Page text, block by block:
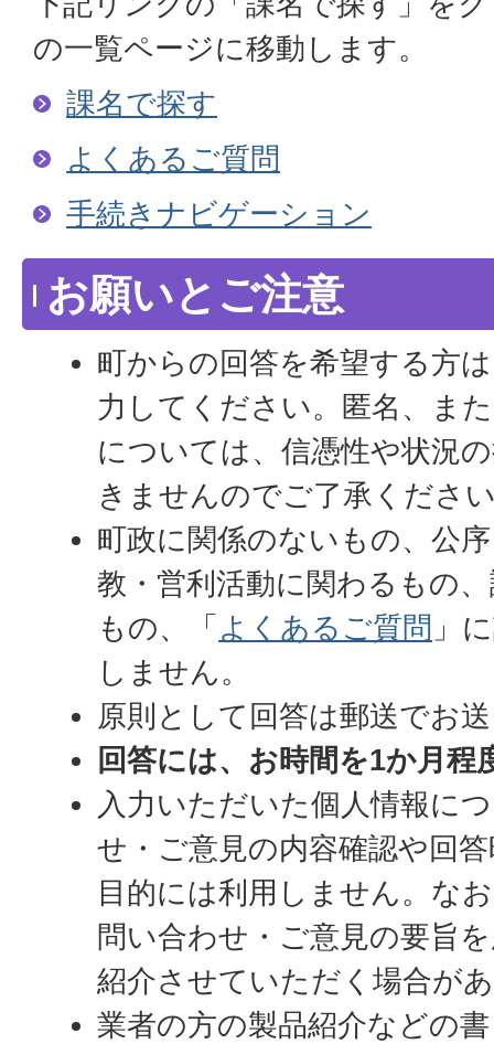
の一覧ページに移動します。
課名で探す
よくあるご質問
手続きナビゲーション
お願いとご注意
町からの回答を希望する方
力してください。匿名、ま
については、信憑性や状況
きませんのでご了承くださ
町政に関係のないもの、公
教・営利活動に関わるもの
もの、「 よくあるご質問 」
しません。
原則として回答は郵送でお
回答には、お時間を1か月
入力いただいた個人情報に
せ・ご意見の内容確認や回
目的には利用しません。な
問い合わせ・ご意見の要旨
紹介させていただく場合が
業者の方の製品紹介などの